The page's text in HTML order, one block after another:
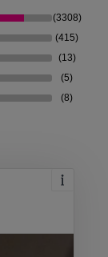
(3308)
(415)
(13)
(5)
(8)